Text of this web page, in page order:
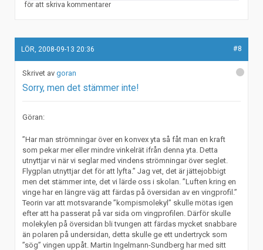
för att skriva kommentarer
LÖR, 2008-09-13 20:36 #8
goran
Sorry, men det stämmer inte!
Göran:
”Har man strömningar över en konvex yta så fåt man en kraft
som pekar mer eller mindre vinkelrät ifrån denna yta. Detta
utnyttjar vi när vi seglar med vindens strömningar över seglet.
Flygplan utnyttjar det för att lyfta.” Jag vet, det är jättejobbigt
men det stämmer inte, det vi lärde oss i skolan. ”Luften kring en
vinge har en längre väg att färdas på översidan av en vingprofil.”
Teorin var att motsvarande ”kompismolekyl” skulle mötas igen
efter att ha passerat på var sida om vingprofilen. Därför skulle
molekylen på översidan bli tvungen att färdas mycket snabbare
än polaren på undersidan, detta skulle ge ett undertryck som
”sög” vingen uppåt. Martin Ingelmann-Sundberg har med sitt